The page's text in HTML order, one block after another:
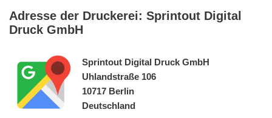
Adresse der Druckerei: Sprintout Digital
Druck GmbH
Sprintout Digital Druck GmbH
Uhlandstraße 106
10717 Berlin
Deutschland